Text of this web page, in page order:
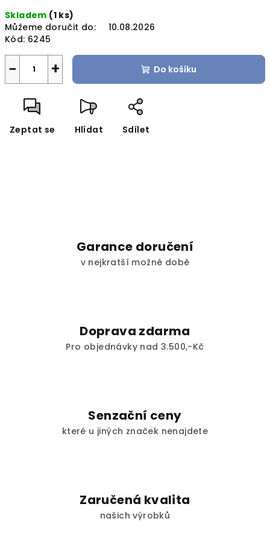
cena:
Skladem (1 ks)
Můžeme doručit do:
10.08.2026
Kód: 6245
+
− Do košíku
Zeptat se Hlídat Sdílet
Garance doručení
v nejkratší možné době
Doprava zdarma
Pro objednávky nad 3.500,-Kč
Senzační ceny
které u jiných značek nenajdete
Zaručená kvalita
našich výrobků